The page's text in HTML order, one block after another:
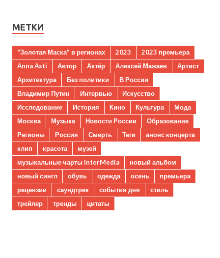
МЕТКИ
"Золотая Маска" в регионах 2023
2023 премьера
Anna Asti
Автор Актёр Алексей Мажаев
Артист
Архитектура
Без политики
В России
Владимир Путин
Интервью
Искусство
Исследование
История Кино Культура
Мода
Москва
Музыка Новости России
Образование
Регионы
Россия Смерть Теги
анонс концерта
клип
красота
музей
музыкальные чарты InterMedia
новый альбом
новый сингл
обувь одежда осень
премьера
рецензии
саундтрек события дня
стиль
трейлер
тренды цитаты